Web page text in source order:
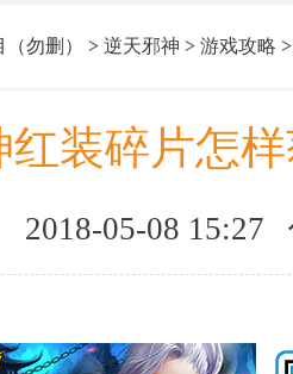
勿删） > 逆天邪神 > 游戏攻略 >
红装碎片怎
2018-05-08 15:27